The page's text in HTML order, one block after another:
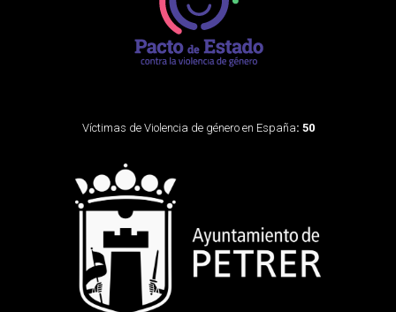
Víctimas de Violencia de género en España: 50